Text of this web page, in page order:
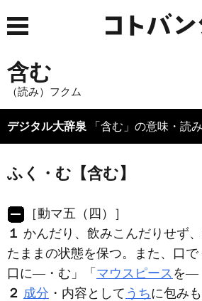
含む
（読み）フクム
デジタル大辞泉 「含む」の意味・読
ふく・む【含む】
［動マ五（四）］
１ かんだり、飲みこんだりせず
たままの状態を保つ。また、口
口に―・む」「 マウスピース を―
２ 成分 ・内容として うちに包み